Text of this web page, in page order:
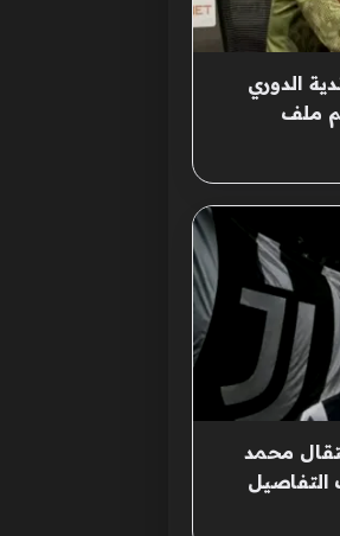
الدوري
ملف
محمد